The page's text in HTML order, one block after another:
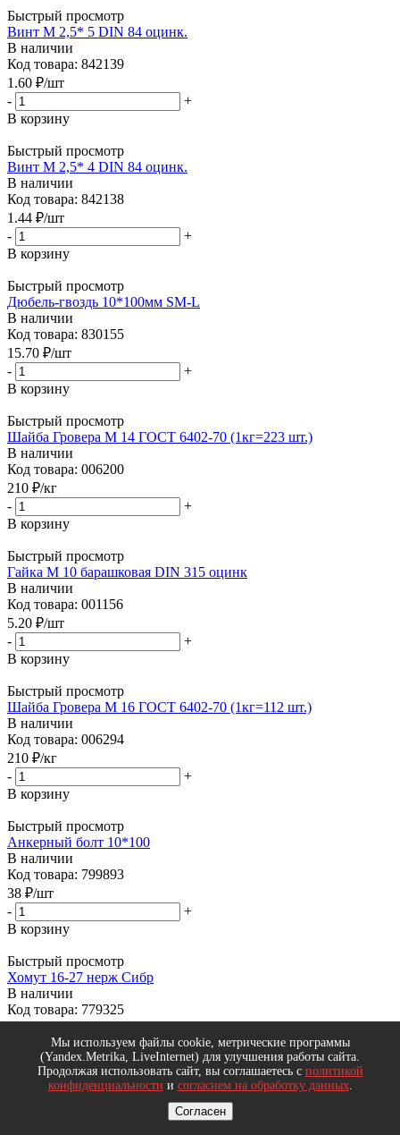
Быстрый просмотр
Винт М 2,5* 5 DIN 84 оцинк.
В наличии
Код товара: 842139
1.60 ₽/шт
-
+
В корзину
Быстрый просмотр
Винт М 2,5* 4 DIN 84 оцинк.
В наличии
Код товара: 842138
1.44 ₽/шт
-
+
В корзину
Быстрый просмотр
Дюбель-гвоздь 10*100мм SM-L
В наличии
Код товара: 830155
15.70 ₽/шт
-
+
В корзину
Быстрый просмотр
Шайба Гровера М 14 ГОСТ 6402-70 (1кг=223 шт.)
В наличии
Код товара: 006200
210 ₽/кг
-
+
В корзину
Быстрый просмотр
Гайка М 10 барашковая DIN 315 оцинк
В наличии
Код товара: 001156
5.20 ₽/шт
-
+
В корзину
Быстрый просмотр
Шайба Гровера М 16 ГОСТ 6402-70 (1кг=112 шт.)
В наличии
Код товара: 006294
210 ₽/кг
-
+
В корзину
Быстрый просмотр
Анкерный болт 10*100
В наличии
Код товара: 799893
38 ₽/шт
-
+
В корзину
Быстрый просмотр
Хомут 16-27 нерж Сибр
В наличии
Код товара: 779325
+
В корзину
Быстрый просмотр
Гвозди 5,0*150 черт.7811-7075 (ГОСТ4028)
Мы используем файлы cookie, метрические программы
(Yandex.Metrika, LiveInternet) для улучшения работы сайта.
Продолжая использовать сайт, вы соглашаетесь с политикой
конфиденциальности и согласием на обработку данных.
Согласен